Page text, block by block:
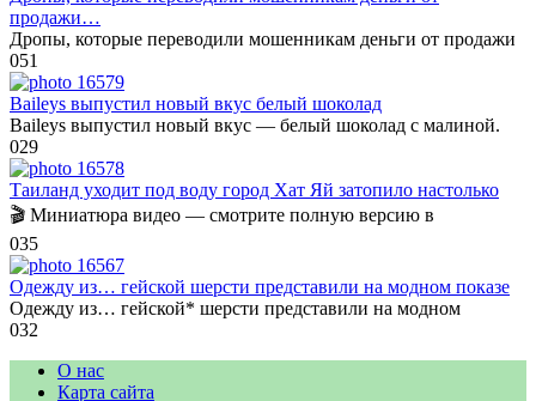
продажи…
Дропы, которые переводили мошенникам деньги от продажи
051
Baileys выпустил новый вкус белый шоколад
Baileys выпустил новый вкус — белый шоколад с малиной.
029
Таиланд уходит под воду город Хат Яй затопило настолько
🎬 Миниатюра видео — смотрите полную версию в
035
Одежду из… гейской шерсти представили на модном показе
Одежду из… гейской* шерсти представили на модном
032
О нас
Карта сайта